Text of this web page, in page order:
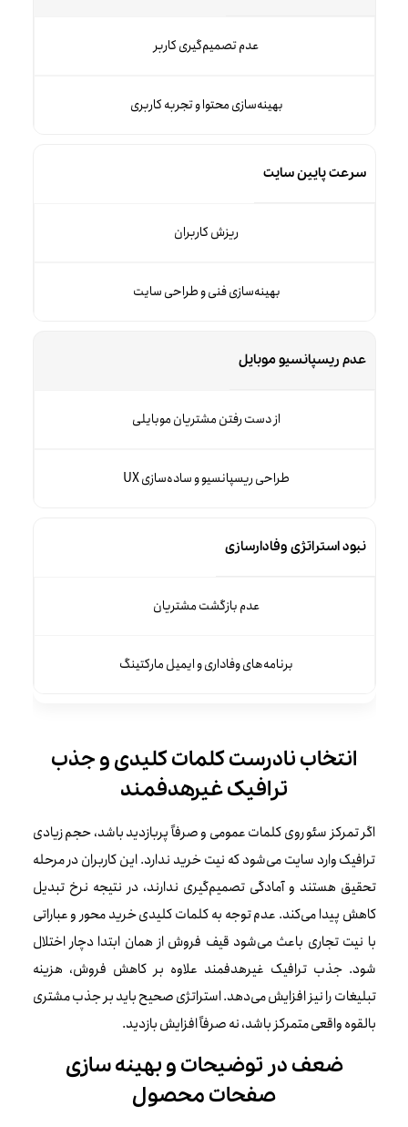
عدم تصمیم‌گیری کاربر
بهینه‌سازی محتوا و تجربه کاربری
سرعت پایین سایت
ریزش کاربران
بهینه‌سازی فنی و طراحی سایت
عدم ریسپانسیو موبایل
از دست رفتن مشتریان موبایلی
طراحی ریسپانسیو و ساده‌سازی UX
نبود استراتژی وفادارسازی
عدم بازگشت مشتریان
برنامه‌های وفاداری و ایمیل مارکتینگ
انتخاب نادرست کلمات کلیدی و جذب
ترافیک غیرهدفمند
اگر تمرکز سئو روی کلمات عمومی و صرفاً پربازدید باشد، حجم زیادی
ترافیک وارد سایت می‌شود که نیت خرید ندارد. این کاربران در مرحله
تحقیق هستند و آمادگی تصمیم‌گیری ندارند، در نتیجه نرخ تبدیل
کاهش پیدا می‌کند. عدم توجه به کلمات کلیدی خرید محور و عباراتی
با نیت تجاری باعث می‌شود قیف فروش از همان ابتدا دچار اختلال
شود. جذب ترافیک غیرهدفمند علاوه بر کاهش فروش، هزینه
تبلیغات را نیز افزایش می‌دهد. استراتژی صحیح باید بر جذب مشتری
بالقوه واقعی متمرکز باشد، نه صرفاً افزایش بازدید.
ضعف در توضیحات و بهینه سازی
صفحات محصول